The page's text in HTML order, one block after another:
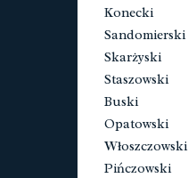
Konecki
Sandomierski
Skarżyski
Staszowski
Buski
Opatowski
Włoszczowski
Pińczowski